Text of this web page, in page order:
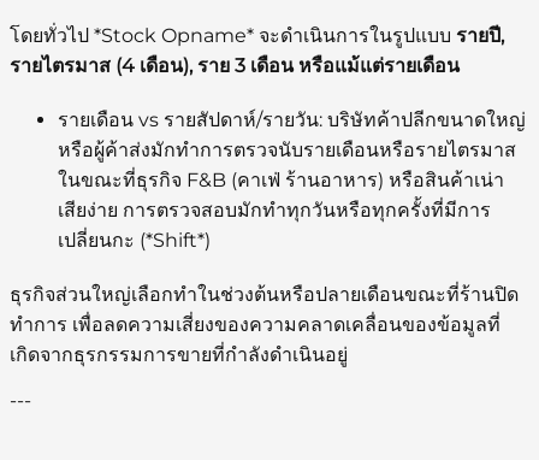
โดยทั่วไป *Stock Opname* จะดำเนินการในรูปแบบ รายปี,
รายไตรมาส (4 เดือน), ราย 3 เดือน หรือแม้แต่รายเดือน
รายเดือน vs รายสัปดาห์/รายวัน: บริษัทค้าปลีกขนาดใหญ่
หรือผู้ค้าส่งมักทำการตรวจนับรายเดือนหรือรายไตรมาส
ในขณะที่ธุรกิจ F&B (คาเฟ่ ร้านอาหาร) หรือสินค้าเน่า
เสียง่าย การตรวจสอบมักทำทุกวันหรือทุกครั้งที่มีการ
เปลี่ยนกะ (*Shift*)
ธุรกิจส่วนใหญ่เลือกทำในช่วงต้นหรือปลายเดือนขณะที่ร้านปิด
ทำการ เพื่อลดความเสี่ยงของความคลาดเคลื่อนของข้อมูลที่
เกิดจากธุรกรรมการขายที่กำลังดำเนินอยู่
---